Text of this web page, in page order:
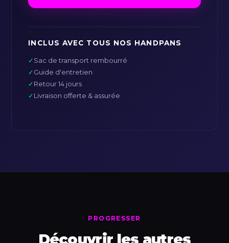
INCLUS AVEC TOUS NOS HANDPANS
✓Sac de transport rembourré
✓Guide d'entretien
✓Retour 14 jours
✓Livraison offerte & assurée
PROGRESSER
Découvrir les autres